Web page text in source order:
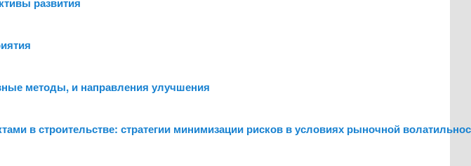
методы, и направления улучшения
в строительстве: стратегии минимизации рисков в условиях рыночной